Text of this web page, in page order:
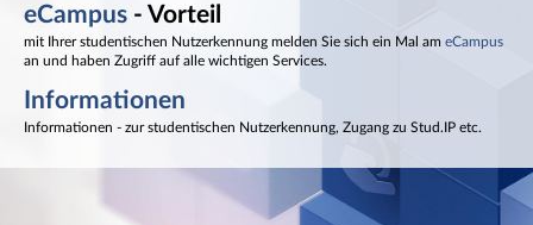
eCampus - Vorteil
mit Ihrer studentischen Nutzerkennung melden Sie sich ein Mal am eCampus
an und haben Zugriff auf alle wichtigen Services.
Informationen
Informationen - zur studentischen Nutzerkennung, Zugang zu Stud.IP etc.